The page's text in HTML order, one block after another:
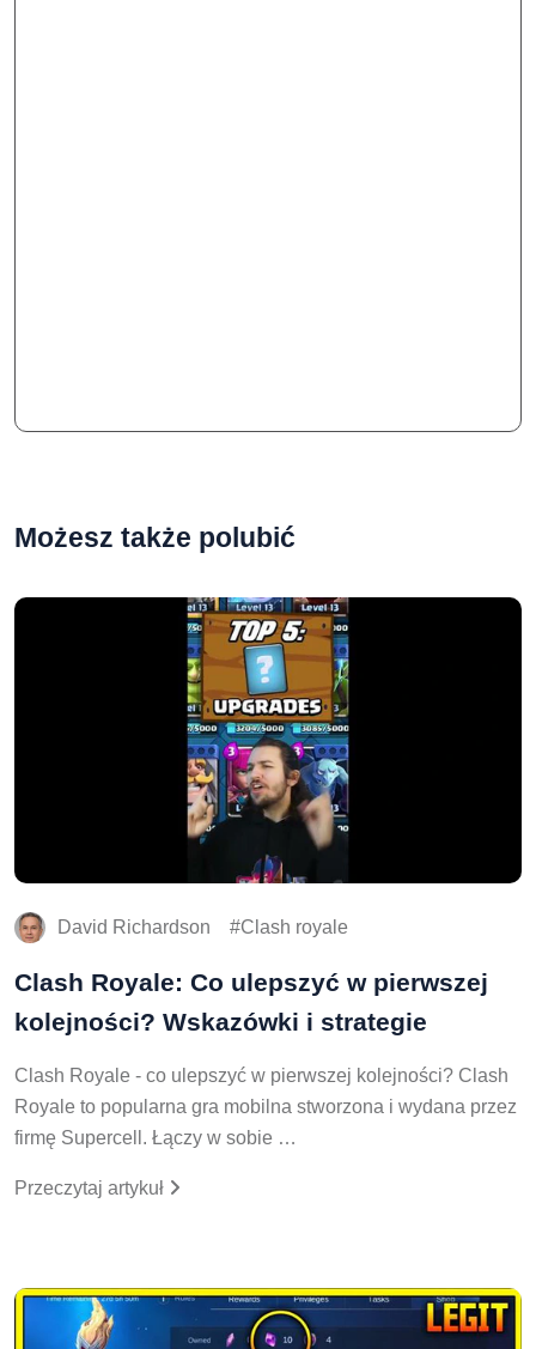
Możesz także polubić
David Richardson Clash royale
Clash Royale: Co ulepszyć w pierwszej
kolejności? Wskazówki i strategie
Clash Royale - co ulepszyć w pierwszej kolejności? Clash
Royale to popularna gra mobilna stworzona i wydana przez
firmę Supercell. Łączy w sobie …
Przeczytaj artykuł